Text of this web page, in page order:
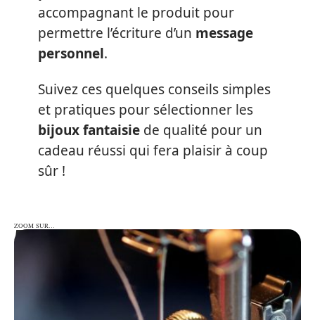
accompagnant le produit pour
permettre l’écriture d’un message
personnel.
Suivez ces quelques conseils simples
et pratiques pour sélectionner les
bijoux fantaisie de qualité pour un
cadeau réussi qui fera plaisir à coup
sûr !
ZOOM SUR…
ZOOM SUR…